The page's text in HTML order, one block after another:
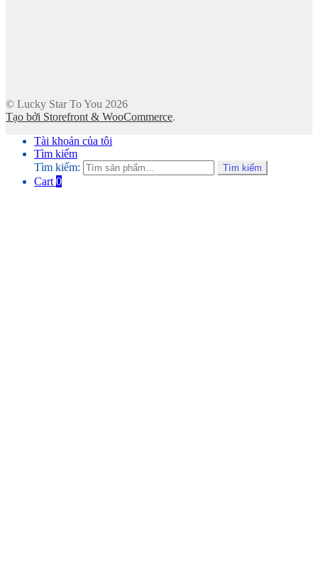
© Lucky Star To You 2026
Tạo bởi Storefront & WooCommerce.
Tài khoản của tôi
Tìm kiếm
Tìm kiếm:
Tìm kiếm
Cart 0